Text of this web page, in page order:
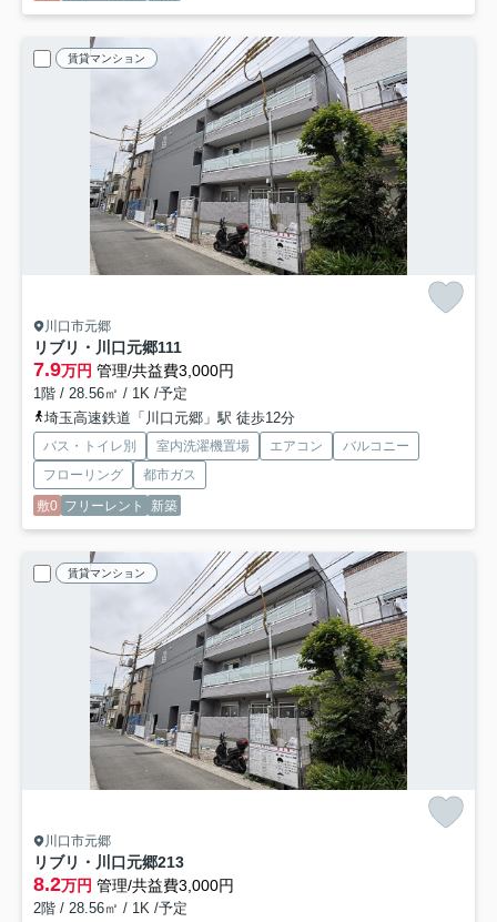
賃貸マンション
川口市元郷
リブリ・川口元郷111
7.9万円 管理/共益費3,000円
1階 / 28.56㎡ / 1K /予定
埼玉高速鉄道「川口元郷」駅 徒歩12分
バス・トイレ別 室内洗濯機置場 エアコン
バルコニー
フローリング
都市ガス
敷0 フリーレント 新築
賃貸マンション
川口市元郷
リブリ・川口元郷213
8.2万円 管理/共益費3,000円
2階 / 28.56㎡ / 1K /予定